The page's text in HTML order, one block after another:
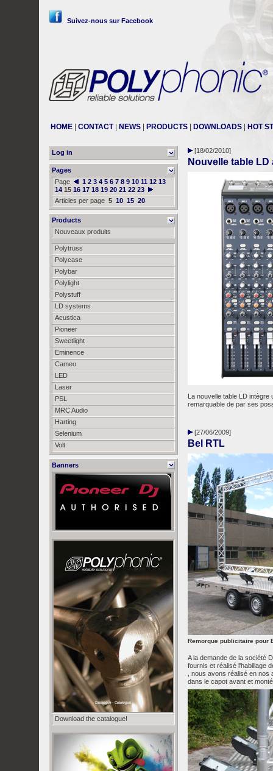
Suivez-nous sur Facebook
HOME CONTACT| NEWS PRODUCTS DOWNLOADS HOT
Log in
Pages
Page
1 2 3 4 5 6 7 8 9 10 11 12 13
14 15 16 17 18 19 20 21 22 23
Articles per page 5 10 15 20
Products
Nouveaux produits
Polytruss
Polycase
Polybar
Polylight
Polystuff
LD systems
Acustica
Pioneer
Sweetlight
Eminence
Cameo
LED
Laser
PSL
MRC Audio
Harting
Selenium
Volt
Banners
Download the catalogue!
[18/02/2010]
Nouvelle table LD
La nouvelle table LD
remarquable de par ses
[27/06/2009]
Bel RTL
Remorque publicitaire pour
A la demande de la société
fournis et réalisé l'habillage
, nous avons réalisé en
dans le capot avant et